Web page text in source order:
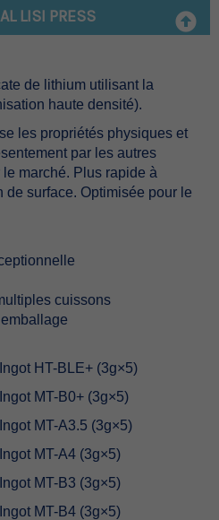
LISI PRESS
de lithium utilisant la
haute densité).
les propriétés physiques et
par les autres
marché. Plus rapide à
de surface. Optimisée pour le
cuissons
HT-BLE+ (3g×5)
MT-B0+ (3g×5)
MT-A3.5 (3g×5)
MT-A4 (3g×5)
MT-B3 (3g×5)
MT-B4 (3g×5)